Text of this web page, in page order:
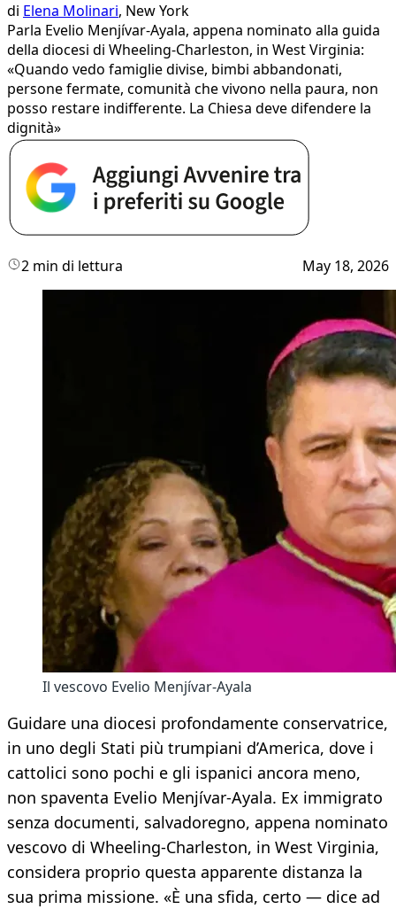
di Elena Molinari, New York
Parla Evelio Menjívar-Ayala, appena nominato alla guida
della diocesi di Wheeling-Charleston, in West Virginia:
«Quando vedo famiglie divise, bimbi abbandonati,
persone fermate, comunità che vivono nella paura, non
posso restare indifferente. La Chiesa deve difendere la
dignità»
2 min di lettura May 18, 2026
Il vescovo Evelio Menjívar-Ayala
Guidare una diocesi profondamente conservatrice,
in uno degli Stati più trumpiani d’America, dove i
cattolici sono pochi e gli ispanici ancora meno,
non spaventa Evelio Menjívar-Ayala. Ex immigrato
senza documenti, salvadoregno, appena nominato
vescovo di Wheeling-Charleston, in West Virginia,
considera proprio questa apparente distanza la
sua prima missione. «È una sfida, certo — dice ad